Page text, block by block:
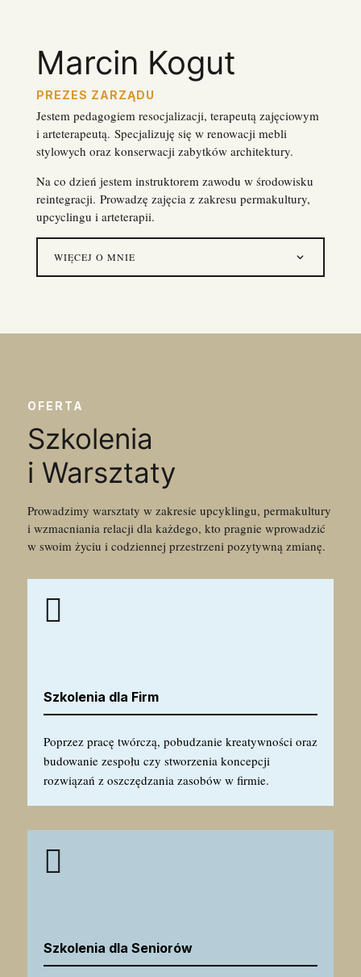
Marcin Kogut
PREZES ZARZĄDU
Jestem pedagogiem resocjalizacji, terapeutą zajęciowym
i arteterapeutą. Specjalizuję się w renowacji mebli
stylowych oraz konserwacji zabytków architektury.
Na co dzień jestem instruktorem zawodu w środowisku
reintegracji. Prowadzę zajęcia z zakresu permakultury,
upcyclingu i arteterapii.
WIĘCEJ O MNIE
OFERTA
Szkolenia
i Warsztaty
Prowadzimy warsztaty w zakresie upcyklingu, permakultury
i wzmacniania relacji dla każdego, kto pragnie wprowadzić
w swoim życiu i codziennej przestrzeni pozytywną zmianę.

Szkolenia dla Firm
Poprzez pracę twórczą, pobudzanie kreatywności oraz
budowanie zespołu czy stworzenia koncepcji
rozwiązań z oszczędzania zasobów w firmie.

Szkolenia dla Seniorów